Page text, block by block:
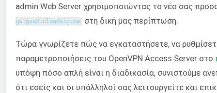
admin Web Server χρησιμοποιώντας το νέο σας
gw .gva2 . cloudsig .ma στη δική μας περίπτωση.
Τώρα γνωρίζετε πώς να εγκαταστήσετε, να
παραμετροποιήσεις του OpenVPN Access Server στο
υπόψη πόσο απλή είναι η διαδικασία, συνιστούμε
ότι εσείς και οι υπάλληλοί σας λειτουργείτε και